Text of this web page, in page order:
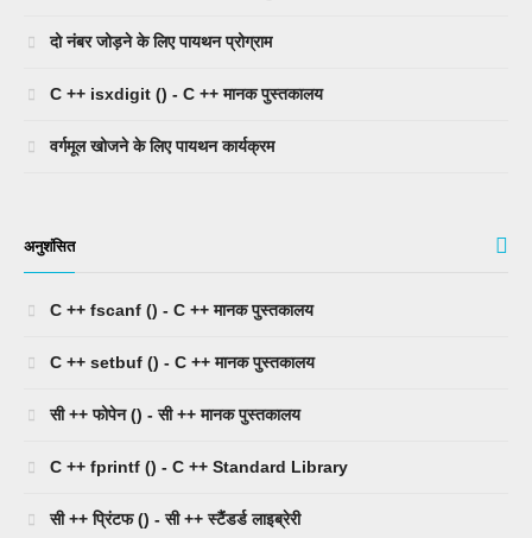
दो नंबर जोड़ने के लिए पायथन प्रोग्राम
C ++ isxdigit () - C ++ मानक पुस्तकालय
वर्गमूल खोजने के लिए पायथन कार्यक्रम
अनुशंसित
C ++ fscanf () - C ++ मानक पुस्तकालय
C ++ setbuf () - C ++ मानक पुस्तकालय
सी ++ फोपेन () - सी ++ मानक पुस्तकालय
C ++ fprintf () - C ++ Standard Library
सी ++ प्रिंटफ () - सी ++ स्टैंडर्ड लाइब्रेरी